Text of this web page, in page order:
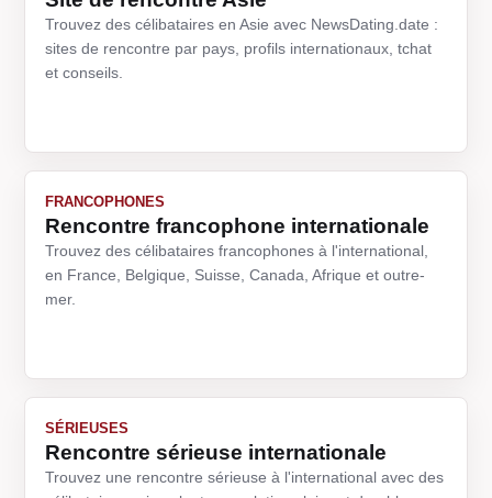
Trouvez des célibataires en Asie avec NewsDating.date :
sites de rencontre par pays, profils internationaux, tchat
et conseils.
FRANCOPHONES
Rencontre francophone internationale
Trouvez des célibataires francophones à l'international,
en France, Belgique, Suisse, Canada, Afrique et outre-
mer.
SÉRIEUSES
Rencontre sérieuse internationale
Trouvez une rencontre sérieuse à l'international avec des